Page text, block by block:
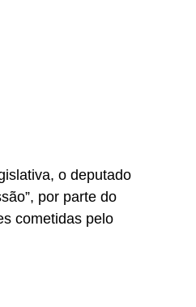
o deputado
por parte do
cometidas pelo